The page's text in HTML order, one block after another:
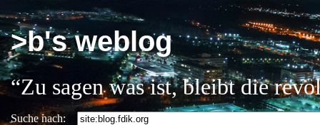
>b's weblog
“Zu sagen was ist, bleibt die
Suche nach: